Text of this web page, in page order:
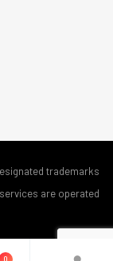
trademarks
are operated
0